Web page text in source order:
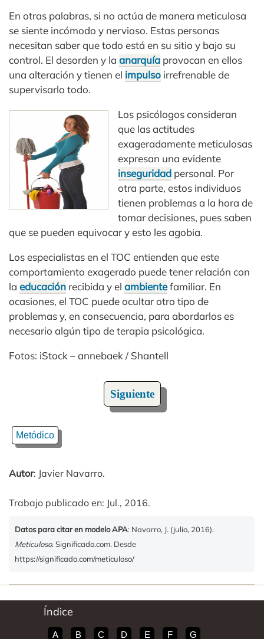
En otras palabras, si no actúa de manera meticulosa
se siente incómodo y nervioso. Estas personas
necesitan saber que todo está en su sitio y bajo su
control. El desorden y la anarquía provocan en ellos
una alteración y tienen el impulso irrefrenable de
supervisarlo todo.
Los psicólogos consideran
que las actitudes
exageradamente meticulosas
expresan una evidente
inseguridad personal. Por
otra parte, estos individuos
tienen problemas a la hora de
tomar decisiones, pues saben
que se pueden equivocar y esto les agobia.
Los especialistas en el TOC entienden que este
comportamiento exagerado puede tener relación con
la educación recibida y el ambientefamiliar. En
ocasiones, el TOC puede ocultar otro tipo de
problemas y, en consecuencia, para abordarlos es
necesario algún tipo de terapia psicológica.
Fotos: iStock – annebaek / Shantell
Siguiente
Metódico
Autor: Javier Navarro.
Trabajo publicado en: Jul., 2016.
Datos para citar en modelo APA: Navarro, J. (julio, 2016).
Meticuloso. Significado.com. Desde
https://significado.com/meticuloso/
Índice
A B C D E F G